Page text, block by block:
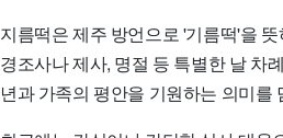
지름떡은 제주 방언으로 '기름떡'을
경조사나 제사, 명절 등 특별한 날 차
년과 가족의 평안을 기원하는 의미